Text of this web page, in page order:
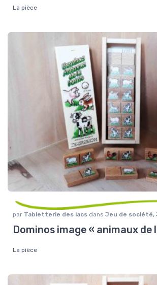
La pièce
par Tabletterie des lacs dans Jeu de société,
Dominos image « animaux de
La pièce